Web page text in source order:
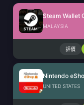
MALAYSIA
評價
UNITED STATES